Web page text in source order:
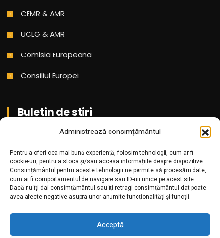
Administrează consimțământul
Pentru a oferi cea mai bună experiență, folosim tehnologii, cum ar fi
cookie-uri, pentru a stoca și/sau accesa informațiile despre dispozitive.
Consimțământul pentru aceste tehnologii ne permite să procesăm date,
cum ar fi comportamentul de navigare sau ID-uri unice pe acest site.
Dacă nu îți dai consimțământul sau îți retragi consimțământul dat poate
avea afecte negative asupra unor anumite funcționalități și funcții.
Acceptă
CEMR & AMR
UCLG & AMR
Comisia Europeana
Consiliul Europei
Buletin de stiri
Aboneaza-te pentru a primi cele mai noi stiri din partea
noastra!